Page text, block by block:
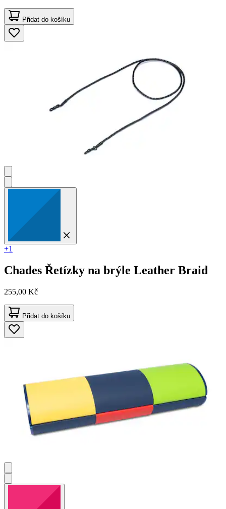
Přidat do košíku
+1
Chades Řetízky na brýle Leather Braid
255,00 Kč
Přidat do košíku